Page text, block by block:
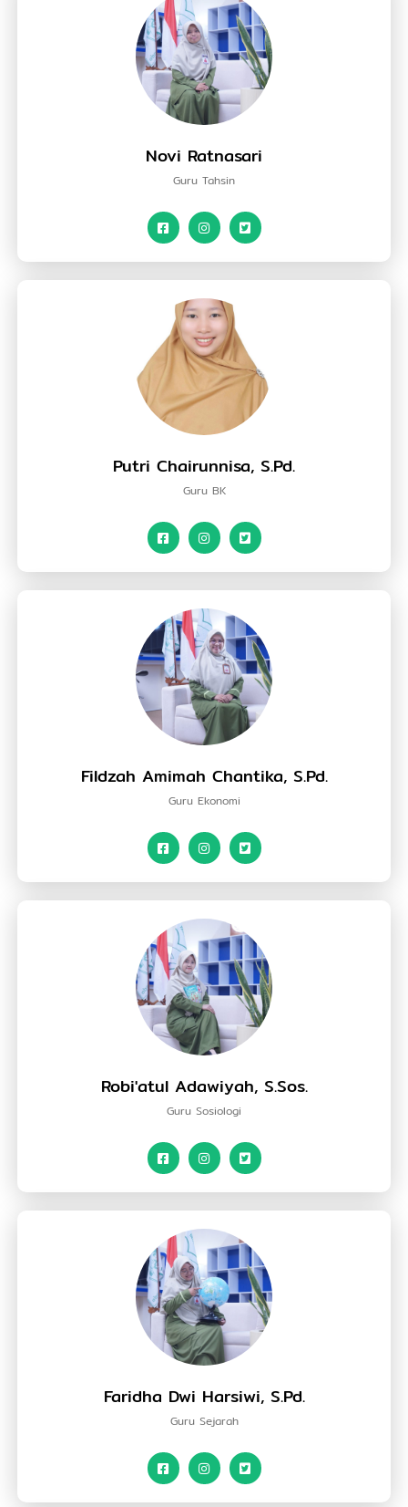
Novi Ratnasari
Guru Tahsin
Putri Chairunnisa, S.Pd.
Guru BK
Fildzah Amimah Chantika, S.Pd.
Guru Ekonomi
Robi'atul Adawiyah, S.Sos.
Guru Sosiologi
Faridha Dwi Harsiwi, S.Pd.
Guru Sejarah